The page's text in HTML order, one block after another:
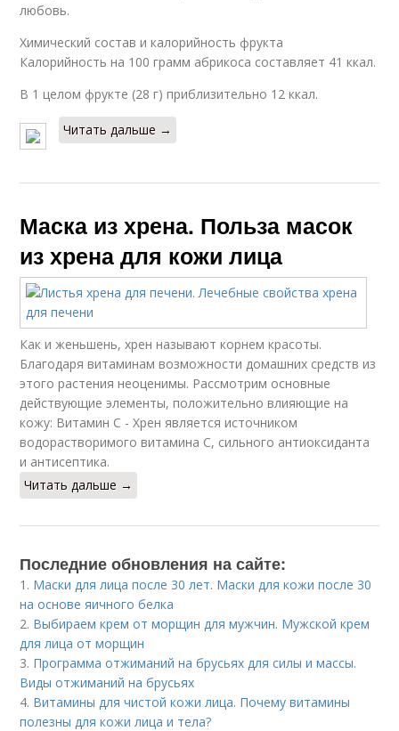
любовь.
Химический состав и калорийность фрукта
Калорийность на 100 грамм абрикоса составляет 41 ккал.
В 1 целом фрукте (28 г) приблизительно 12 ккал.
Читать дальше →
Маска из хрена. Польза масок
из хрена для кожи лица
Как и женьшень, хрен называют корнем красоты.
Благодаря витаминам возможности домашних средств из
этого растения неоценимы. Рассмотрим основные
действующие элементы, положительно влияющие на
кожу: Витамин С - Хрен является источником
водорастворимого витамина С, сильного антиоксиданта
и антисептика.
Читать дальше →
Последние обновления на сайте:
1. Маски для лица после 30 лет. Маски для кожи после 30
на основе яичного белка
2. Выбираем крем от морщин для мужчин. Мужской крем
для лица от морщин
3. Программа отжиманий на брусьях для силы и массы.
Виды отжиманий на брусьях
4. Витамины для чистой кожи лица. Почему витамины
полезны для кожи лица и тела?